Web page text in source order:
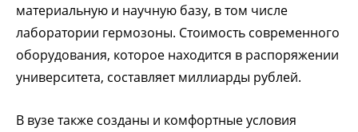
материальную и научную базу, в том числе
лаборатории гермозоны. Стоимость современного
оборудования, которое находится в распоряжении
университета, составляет миллиарды рублей.
В вузе также созданы и комфортные условия